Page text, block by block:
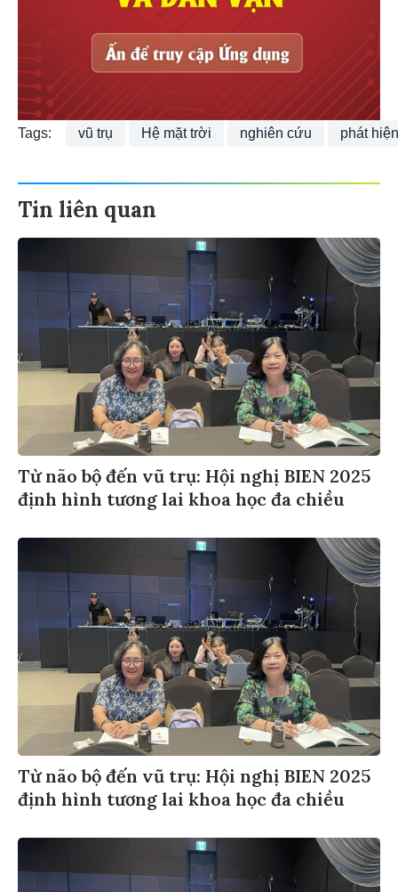
Tags: vũ trụ Hệ mặt trời nghiên cứu phát hiện
Tin liên quan
Từ não bộ đến vũ trụ: Hội nghị BIEN 2025
định hình tương lai khoa học đa chiều
Từ não bộ đến vũ trụ: Hội nghị BIEN 2025
định hình tương lai khoa học đa chiều